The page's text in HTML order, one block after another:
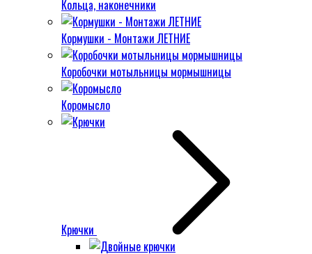
Кольца, наконечники
Кормушки - Монтажи ЛЕТНИЕ
Коробочки мотыльницы мормышницы
Коромысло
Крючки